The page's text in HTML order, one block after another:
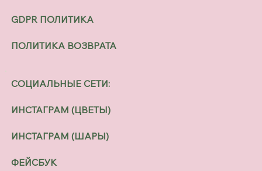
GDPR ПОЛИТИКА
ПОЛИТИКА ВОЗВРАТА
СОЦИАЛЬНЫЕ СЕТИ:
ИНСТАГРАМ (ЦВЕТЫ)
ИНСТАГРАМ (ШАРЫ)
ФЕЙСБУК